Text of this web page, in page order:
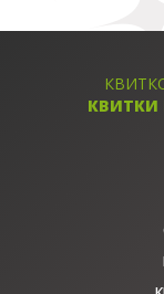
КВИТКИ